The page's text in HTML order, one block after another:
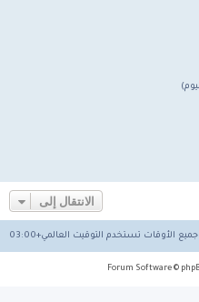
الانتقال إلى
جميع الأوقات تستخدم التوقيت العالمي+03:00